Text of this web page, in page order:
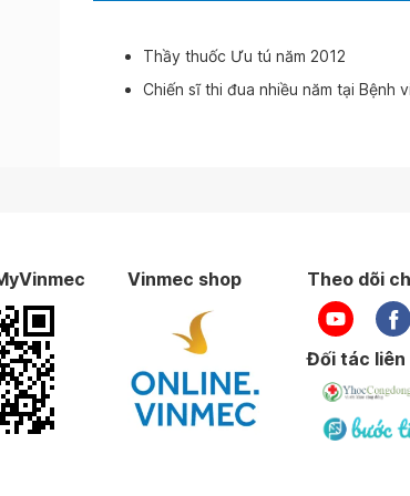
Thầy thuốc Ưu tú năm 2012
Chiến sĩ thi đua nhiều năm tại Bệnh
Vinmec shop Theo dõi
Đối tác liên